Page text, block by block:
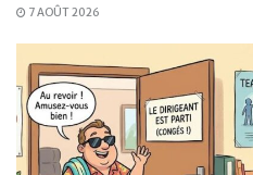
7 AOÛT 2026